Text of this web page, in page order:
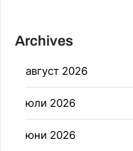
Archives
август 2026
юли 2026
юни 2026